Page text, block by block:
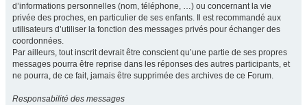
d’informations personnelles (nom, téléphone, …) ou concernant la vie
privée des proches, en particulier de ses enfants. Il est recommandé aux
utilisateurs d’utiliser la fonction des messages privés pour échanger des
coordonnées.
Par ailleurs, tout inscrit devrait être conscient qu’une partie de ses propres
messages pourra être reprise dans les réponses des autres participants, et
ne pourra, de ce fait, jamais être supprimée des archives de ce Forum.
Responsabilité des messages